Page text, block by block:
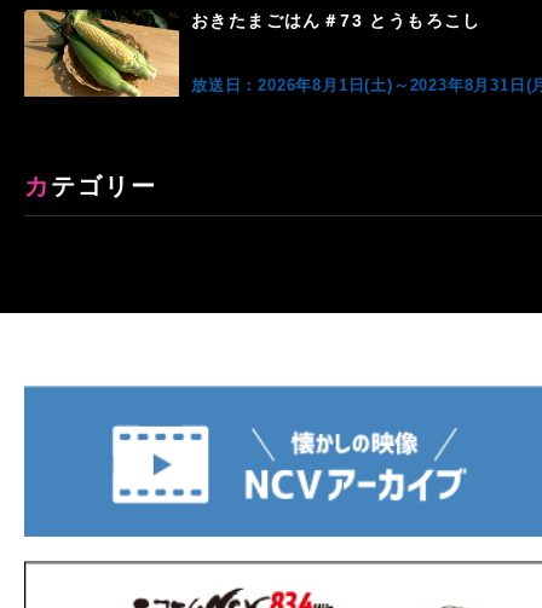
おきたまごはん＃73 とうもろこし
放送日：2026年8月1日(土)～2023年8月31日(
カテゴリー